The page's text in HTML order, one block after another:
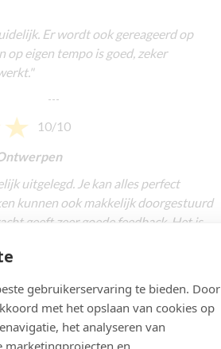
gebruikerservaring te bieden. Door
met het opslaan van cookies op
het analyseren van
marketingprojecten en
Er wordt ook gereageerd op
op eigen tempo is goed, zeker
---
10/10
uitgelegd. Je kan alles perfect
kunnen ook makkelijk doorgestuurd
geeft zeer goede feedback. Het is
10/10